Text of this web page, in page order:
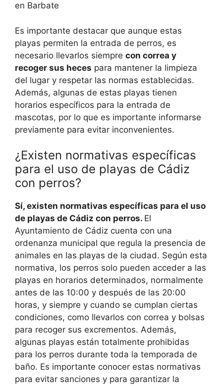
en Barbate
Es importante destacar que aunque estas
playas permiten la entrada de perros, es
necesario llevarlos siempre con correa y
recoger sus heces para mantener la limpieza
del lugar y respetar las normas establecidas.
Además, algunas de estas playas tienen
horarios específicos para la entrada de
mascotas, por lo que es importante informarse
previamente para evitar inconvenientes.
¿Existen normativas específicas
para el uso de playas de Cádiz
con perros?
Sí, existen normativas específicas para el uso
de playas de Cádiz con perros. El
Ayuntamiento de Cádiz cuenta con una
ordenanza municipal que regula la presencia de
animales en las playas de la ciudad. Según esta
normativa, los perros solo pueden acceder a las
playas en horarios determinados, normalmente
antes de las 10:00 y después de las 20:00
horas, y siempre y cuando se cumplan ciertas
condiciones, como llevarlos con correa y bolsas
para recoger sus excrementos. Además,
algunas playas están totalmente prohibidas
para los perros durante toda la temporada de
baño. Es importante conocer estas normativas
para evitar sanciones y para garantizar la